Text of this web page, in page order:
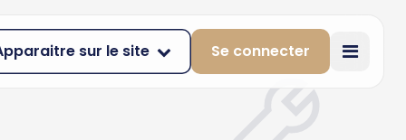
sur le site Se connecter